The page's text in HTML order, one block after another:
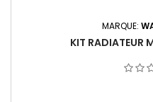
MARQUE:
KIT RADIATEUR